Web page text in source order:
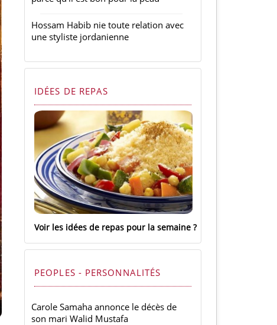
Hossam Habib nie toute relation avec
une styliste jordanienne
IDÉES DE REPAS
Voir les idées de repas pour la semaine
PEOPLES - PERSONNALITÉS
Carole Samaha annonce le décès de
son mari Walid Mustafa